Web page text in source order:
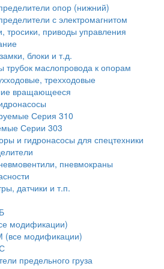
опор (нижний)
с электромагнитом
тросики, приводы управления
блоки и т.д.
трубок маслопровода к опорам
трехходовые
вращающееся
Серия 310
Серии 303
и гидронасосы для спецтехники
пневмокраны
датчики и т.п.
модификации)
модификации)
предельного груза